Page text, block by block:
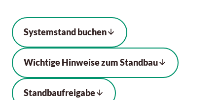
Systemstand buchen
Wichtige Hinweise zum Standbau
Standbaufreigabe